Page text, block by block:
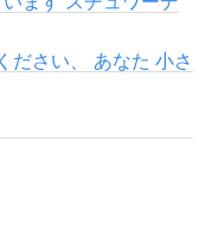
ださい、 あなた 小さ